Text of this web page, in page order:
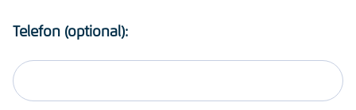
Telefon (optional):